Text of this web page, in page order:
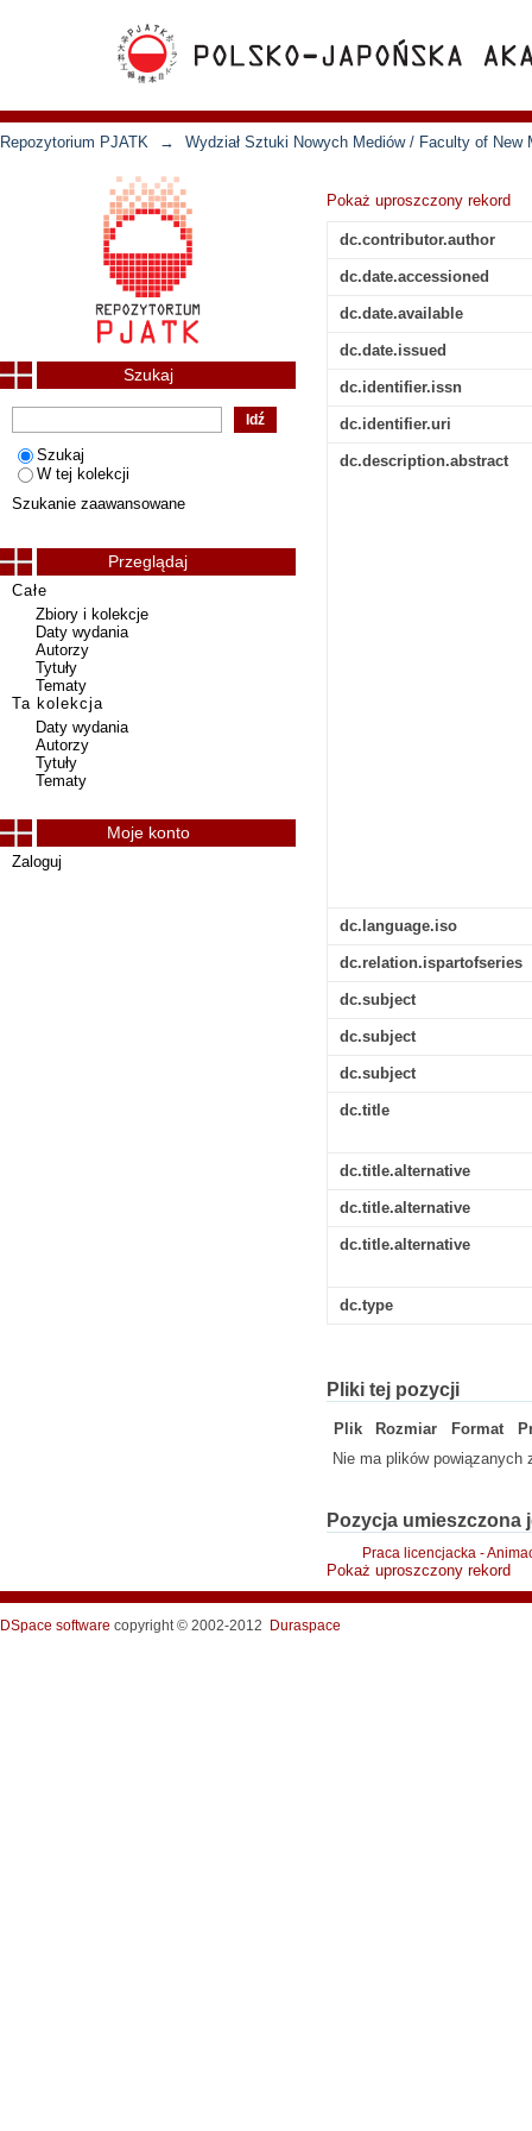
Repozytorium PJATK → Wydział Sztuki Nowych Mediów / Faculty of New
Pokaż uproszczony rekord
dc.contributor.author
dc.date.accessioned
dc.date.available
dc.date.issued
dc.identifier.issn
dc.identifier.uri
dc.description.abstract
dc.language.iso
dc.relation.ispartofseries
dc.subject
dc.subject
dc.subject
dc.title
dc.title.alternative
dc.title.alternative
dc.title.alternative
dc.type
Pliki tej pozycji
Plik Rozmiar Format
Nie ma plików powiązanych
Pozycja
Praca licencjacka -
Pokaż uproszczony rekord
Szukaj
Szukaj
W tej kolekcji
Szukanie zaawansowane
Przeglądaj
Całe
Zbiory i kolekcje
Daty wydania
Autorzy
Tytuły
Tematy
Ta kolekcja
Daty wydania
Autorzy
Tytuły
Tematy
Moje konto
Zaloguj
DSpace software copyright © 2002-2012 Duraspace